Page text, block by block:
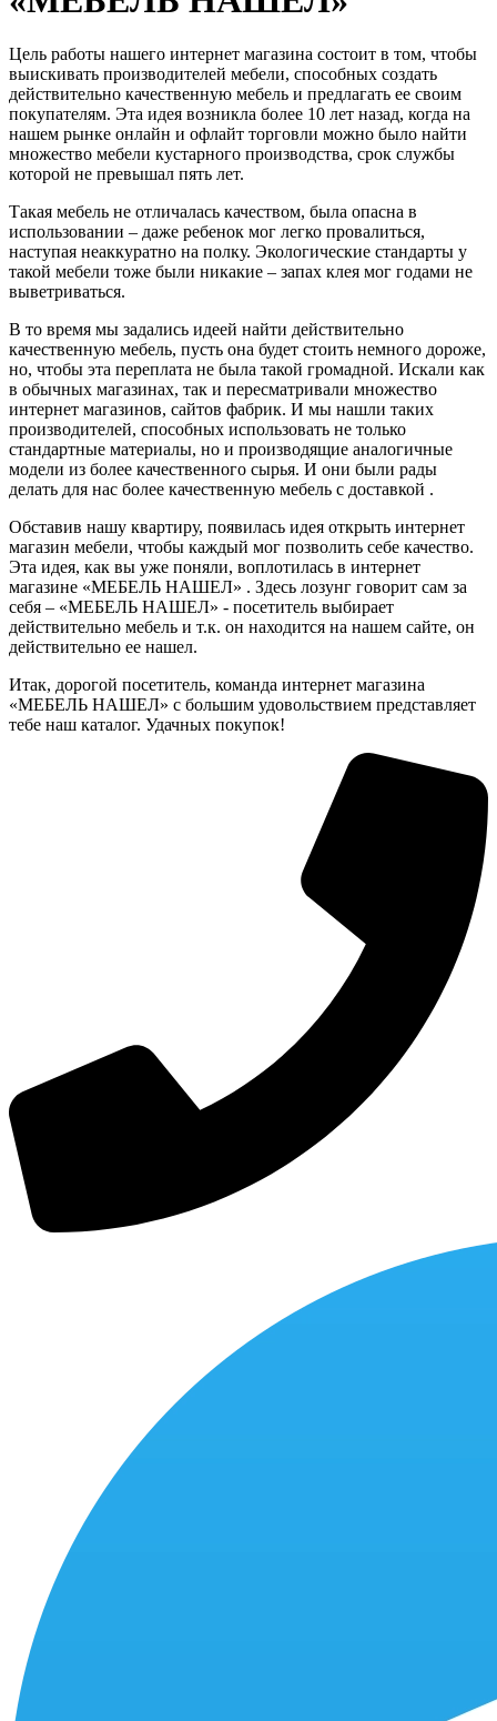
Цель работы нашего интернет магазина состоит в том, чтобы
выискивать производителей мебели, способных создать
действительно качественную мебель и предлагать ее своим
покупателям. Эта идея возникла более 10 лет назад, когда на
нашем рынке онлайн и офлайт торговли можно было найти
множество мебели кустарного производства, срок службы
которой не превышал пять лет.
Такая мебель не отличалась качеством, была опасна в
использовании – даже ребенок мог легко провалиться,
наступая неаккуратно на полку. Экологические стандарты у
такой мебели тоже были никакие – запах клея мог годами не
выветриваться.
В то время мы задались идеей найти действительно
качественную мебель, пусть она будет стоить немного дороже,
но, чтобы эта переплата не была такой громадной. Искали как
в обычных магазинах, так и пересматривали множество
интернет магазинов, сайтов фабрик. И мы нашли таких
производителей, способных использовать не только
стандартные материалы, но и производящие аналогичные
модели из более качественного сырья. И они были рады
делать для нас более качественную мебель с доставкой .
Обставив нашу квартиру, появилась идея открыть интернет
магазин мебели, чтобы каждый мог позволить себе качество.
Эта идея, как вы уже поняли, воплотилась в интернет
магазине «МЕБЕЛЬ НАШЕЛ» . Здесь лозунг говорит сам за
себя – «МЕБЕЛЬ НАШЕЛ» - посетитель выбирает
действительно мебель и т.к. он находится на нашем сайте, он
действительно ее нашел.
Итак, дорогой посетитель, команда интернет магазина
«МЕБЕЛЬ НАШЕЛ» с большим удовольствием представляет
тебе наш каталог. Удачных покупок!